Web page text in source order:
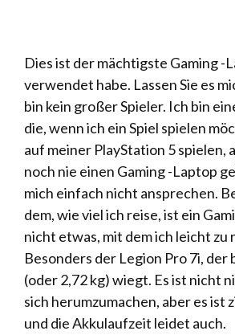
Dies ist der mächtigste Gaming -
verwendet habe. Lassen Sie es
bin kein großer Spieler. Ich bin
die, wenn ich ein Spiel spielen
auf meiner PlayStation 5 spielen,
noch nie einen Gaming -Laptop
mich einfach nicht ansprechen.
dem, wie viel ich reise, ist ein
nicht etwas, mit dem ich leicht zu
Besonders der Legion Pro 7i, der
(oder 2,72 kg) wiegt. Es ist nicht
sich herumzumachen, aber es ist
und die Akkulaufzeit leidet auch.